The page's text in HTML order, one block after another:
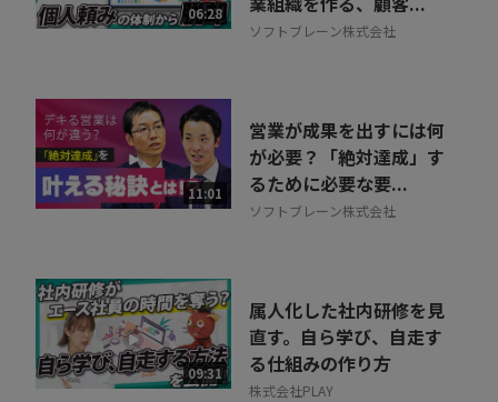
06:28
ソフトブレーン株式会社
11:01
営業が成果を出すには何
が必要？「絶対達成」す
るために必要な要...
ソフトブレーン株式会社
09:31
属人化した社内研修を見
直す。自ら学び、自走す
る仕組みの作り方
株式会社PLAY